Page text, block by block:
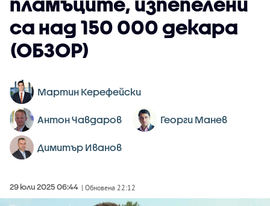
са над 150 000 декара
(ОБЗОР)
Мартин Керефейски
Антон Чавдаров Георги Манев
Димитър Иванов
29 юли 2025 06:44 | Обновена 22:12